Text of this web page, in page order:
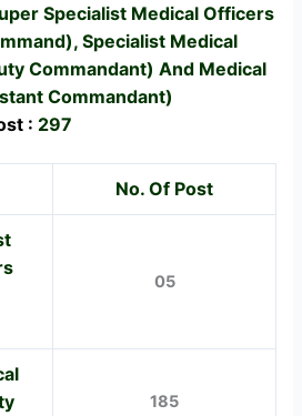
Specialist Medical Officers
Specialist Medical
Commandant) And Medical
Commandant)
: 297
No. Of Post
05
185